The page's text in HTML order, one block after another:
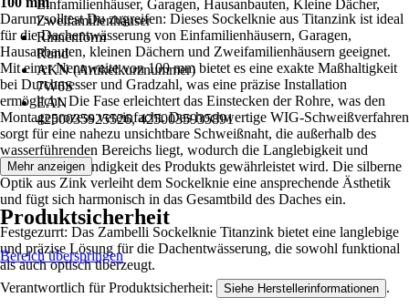
Einfamilienhäuser, Garagen, Hausanbauten, Kleine Dächer,
Zweifamilienhäuser
Rinnenform
Rund
AKN (Artikelkurznummer)
7W6S
EAN
4250035925526, 4250035935891
Darum solltest Du zugreifen: Dieses Sockelknie aus Titanzink ist ideal
für die Dachentwässerung von Einfamilienhäusern, Garagen,
Hausanbauten, kleinen Dächern und Zweifamilienhäusern geeignet.
Mit einer Nennweite von 100 mm bietet es eine exakte Maßhaltigkeit
bei Durchmesser und Gradzahl, was eine präzise Installation
ermöglicht. Die Fase erleichtert das Einstecken der Rohre, was den
Montageprozess vereinfacht. Das hochwertige WIG-Schweißverfahren
sorgt für eine nahezu unsichtbare Schweißnaht, die außerhalb des
wasserführenden Bereichs liegt, wodurch die Langlebigkeit und
Witterungsbeständigkeit des Produkts gewährleistet wird. Die silberne
Optik aus Zink verleiht dem Sockelknie eine ansprechende Ästhetik
und fügt sich harmonisch in das Gesamtbild des Daches ein.
Festgezurrt: Das Zambelli Sockelknie Titanzink bietet eine langlebige
und präzise Lösung für die Dachentwässerung, die sowohl funktional
als auch optisch überzeugt.
Mehr anzeigen
Produktsicherheit
Bereich überspringen
Verantwortlich für Produktsicherheit: Siehe Herstellerinformationen .